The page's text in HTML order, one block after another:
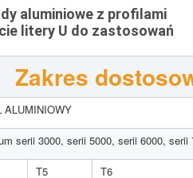
aluminiowe z profilami
litery U do zastosowań
Zakres
ALUMINIOWY
serii 3000, serii 5000, serii 6000, serii
T5 T6